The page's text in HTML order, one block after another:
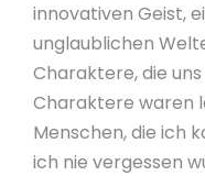
innovativen Geist,
unglaublichen
Charaktere, die
Charaktere waren
Menschen, die ich
ich nie vergessen